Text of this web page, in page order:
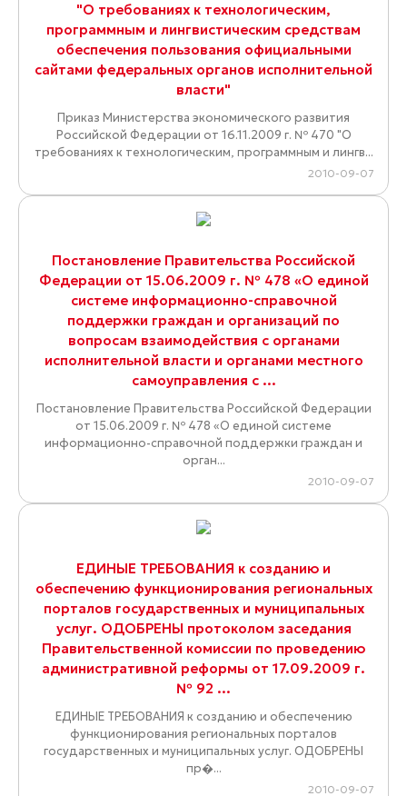
"О требованиях к технологическим,
программным и лингвистическим средствам
обеспечения пользования официальными
сайтами федеральных органов исполнительной
власти"
Приказ Министерства экономического развития
Российской Федерации от 16.11.2009 г. № 470 "О
требованиях к технологическим, программным и лингв...
2010-09-07
Постановление Правительства Российской
Федерации от 15.06.2009 г. № 478 «О единой
системе информационно-справочной
поддержки граждан и организаций по
вопросам взаимодействия с органами
исполнительной власти и органами местного
самоуправления с ...
Постановление Правительства Российской Федерации
от 15.06.2009 г. № 478 «О единой системе
информационно-справочной поддержки граждан и
орган...
2010-09-07
ЕДИНЫЕ ТРЕБОВАНИЯ к созданию и
обеспечению функционирования региональных
порталов государственных и муниципальных
услуг. ОДОБРЕНЫ протоколом заседания
Правительственной комиссии по проведению
административной реформы от 17.09.2009 г.
№ 92 ...
ЕДИНЫЕ ТРЕБОВАНИЯ к созданию и обеспечению
функционирования региональных порталов
государственных и муниципальных услуг. ОДОБРЕНЫ
пр�...
2010-09-07